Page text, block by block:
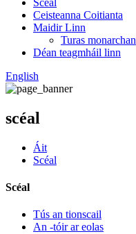
Scéal
Ceisteanna Coitianta
Maidir Linn
Turas monarchan
Déan teagmháil linn
English
scéal
Áit
Scéal
Scéal
Tús an tionscail
An -tóir ar eolas